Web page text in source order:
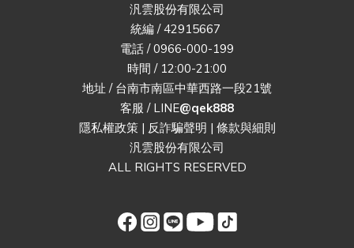
汎雲股份有限公司
統編 / 42915667
電話 / 0966-000-199
時間 / 12:00-21:00
地址 / 台南市南區中華西路一段21號
客服 / LINE@qek888
隱私權政策| 反詐騙聲明 | 條款與細則
汎雲股份有限公司
ALL RIGHTS RESERVED